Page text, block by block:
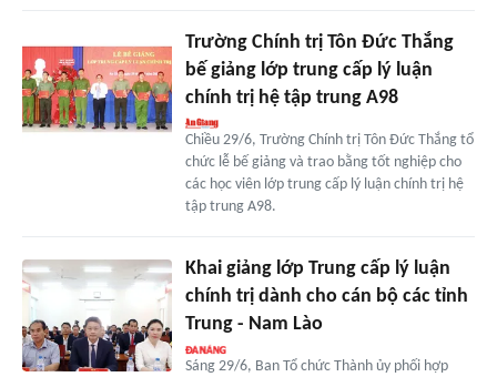
Trường Chính trị Tôn Đức Thắng
bế giảng lớp trung cấp lý luận
chính trị hệ tập trung A98
Chiều 29/6, Trường Chính trị Tôn Đức Thắng tổ
chức lễ bế giảng và trao bằng tốt nghiệp cho
các học viên lớp trung cấp lý luận chính trị hệ
tập trung A98.
Khai giảng lớp Trung cấp lý luận
chính trị dành cho cán bộ các tỉnh
Trung - Nam Lào
Sáng 29/6, Ban Tổ chức Thành ủy phối hợp